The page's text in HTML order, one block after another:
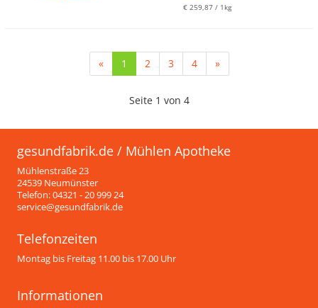
€ 259,87 / 1kg
« 1 (current)
2 3 4 »
Seite 1 von 4
gesundfabrik.de / Mühlen Apotheke
Mühlenstraße 23
24539 Neumünster
Telefon: 04321 - 20 999 24
service@gesundfabrik.de
Telefonzeiten
Montag bis Freitag 11.00 bis 17.00 Uhr
Informationen